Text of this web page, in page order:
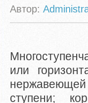
Автор:
или
ступени;